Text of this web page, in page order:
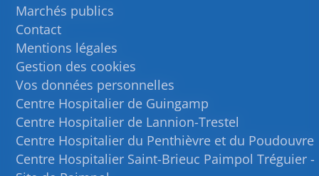
Marchés publics
Contact
Mentions légales
Gestion des cookies
Vos données personnelles
Centre Hospitalier de Guingamp
Centre Hospitalier de Lannion-Trestel
Centre Hospitalier du Penthièvre et du Poudouvre
Centre Hospitalier Saint-Brieuc Paimpol Tréguier -